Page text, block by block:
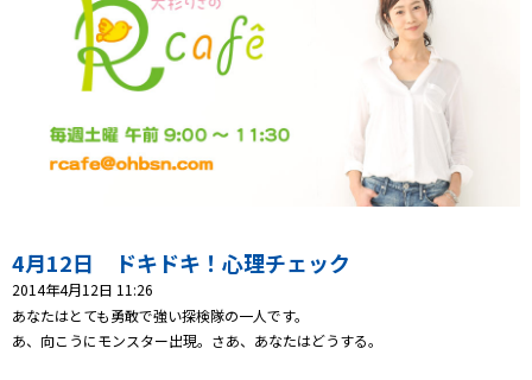
アナウンサー
イベント
ニュース
プレゼント
コンテンツ・アプリ
4月12日 ドキドキ！心理チェック
2014年4月12日 11:26
あなたはとても勇敢で強い探検隊の一人です。
あ、向こうにモンスター出現。さあ、あなたはどうする。